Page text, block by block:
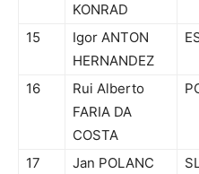
KONRAD
15
Igor ANTON
HERNANDEZ
16
Rui Alberto
FARIA DA
COSTA
17 Jan POLANC